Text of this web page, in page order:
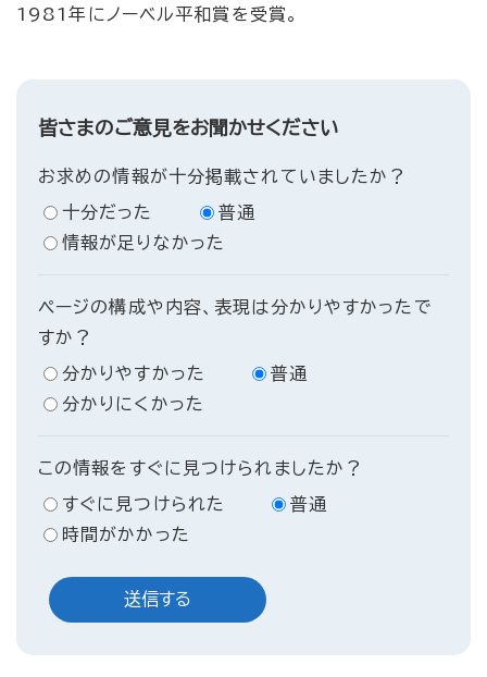
1981年にノーベル平和賞を受賞。
皆さまのご意見をお聞かせください
お求めの情報が十分掲載されていましたか？
十分だった
普通
情報が足りなかった
ページの構成や内容、表現は分かりやすかったで
すか？
分かりやすかった
普通
分かりにくかった
この情報をすぐに見つけられましたか？
すぐに見つけられた
普通
時間がかかった